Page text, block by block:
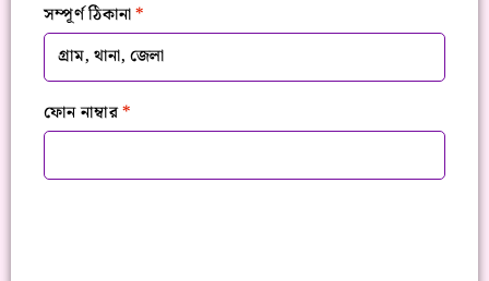
সম্পূর্ণ ঠিকানা*
ফোন নাম্বার*